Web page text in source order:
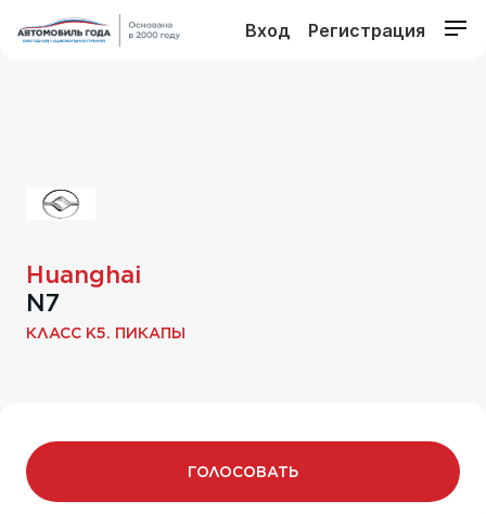
Вход Регистрация
Huanghai
N7
КЛАСС K5. ПИКАПЫ
ГОЛОСОВАТЬ